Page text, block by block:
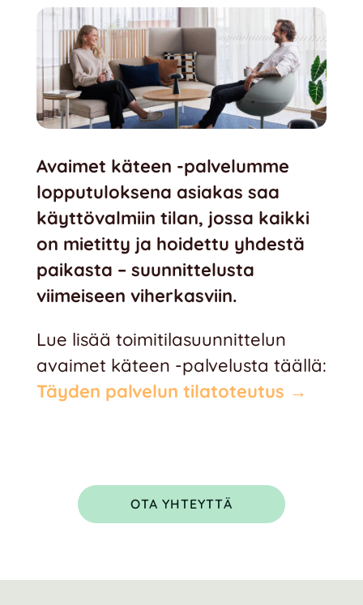
Avaimet käteen -palvelumme
lopputuloksena asiakas saa
käyttövalmiin tilan, jossa kaikki
on mietitty ja hoidettu yhdestä
paikasta – suunnittelusta
viimeiseen viherkasviin.
Lue lisää toimitilasuunnittelun
avaimet käteen -palvelusta täällä:
Täyden palvelun tilatoteutus →
OTA YHTEYTTÄ